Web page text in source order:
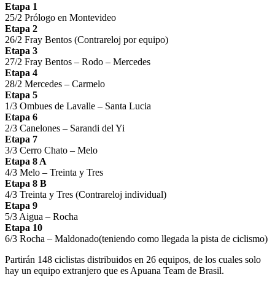
Etapa 1
25/2 Prólogo en Montevideo
Etapa 2
26/2 Fray Bentos (Contrareloj por equipo)
Etapa 3
27/2 Fray Bentos – Rodo – Mercedes
Etapa 4
28/2 Mercedes – Carmelo
Etapa 5
1/3 Ombues de Lavalle – Santa Lucia
Etapa 6
2/3 Canelones – Sarandi del Yi
Etapa 7
3/3 Cerro Chato – Melo
Etapa 8 A
4/3 Melo – Treinta y Tres
Etapa 8 B
4/3 Treinta y Tres (Contrareloj individual)
Etapa 9
5/3 Aigua – Rocha
Etapa 10
6/3 Rocha – Maldonado(teniendo como llegada la pista de ciclismo)
Partirán 148 ciclistas distribuidos en 26 equipos, de los cuales solo
hay un equipo extranjero que es Apuana Team de Brasil.